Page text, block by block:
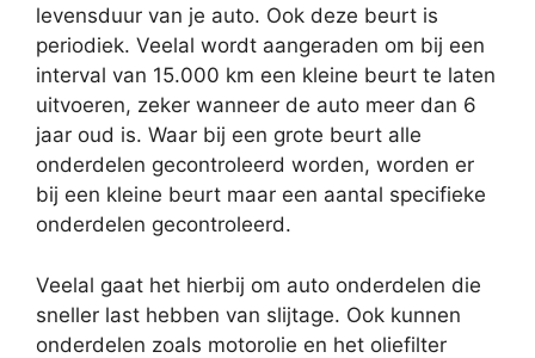
levensduur van je auto. Ook deze beurt is
periodiek. Veelal wordt aangeraden om bij een
interval van 15.000 km een kleine beurt te laten
uitvoeren, zeker wanneer de auto meer dan 6
jaar oud is. Waar bij een grote beurt alle
onderdelen gecontroleerd worden, worden er
bij een kleine beurt maar een aantal specifieke
onderdelen gecontroleerd.
Veelal gaat het hierbij om auto onderdelen die
sneller last hebben van slijtage. Ook kunnen
onderdelen zoals motorolie en het oliefilter